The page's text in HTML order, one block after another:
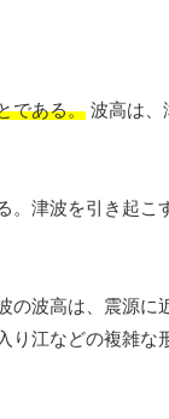
である。 波高は、
。津波を引き起
波高は、震源に
江などの複雑な